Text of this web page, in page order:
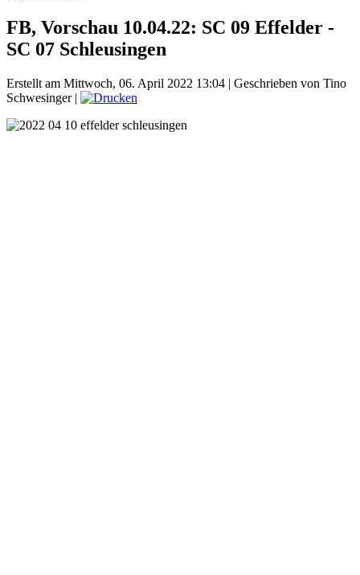
FB, Vorschau 10.04.22: SC 09 Effelder -
SC 07 Schleusingen
Erstellt am Mittwoch, 06. April 2022 13:04 | Geschrieben von Tino
Schwesinger|